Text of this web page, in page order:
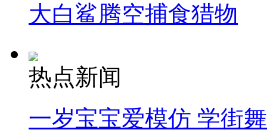
大白鲨腾空捕食猎物
热点新闻
一岁宝宝爱模仿 学街